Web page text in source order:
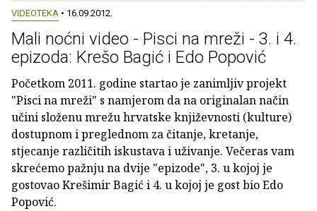
VIDEOTEKA • 16.09.2012.
Mali noćni video - Pisci na mreži - 3. i 4.
epizoda: Krešo Bagić i Edo Popović
Početkom 2011. godine startao je zanimljiv projekt
"Pisci na mreži" s namjerom da na originalan način
učini složenu mrežu hrvatske književnosti (kulture)
dostupnom i preglednom za čitanje, kretanje,
stjecanje različitih iskustava i uživanje. Večeras vam
skrećemo pažnju na dvije "epizode", 3. u kojoj je
gostovao Krešimir Bagić i 4. u kojoj je gost bio Edo
Popović.